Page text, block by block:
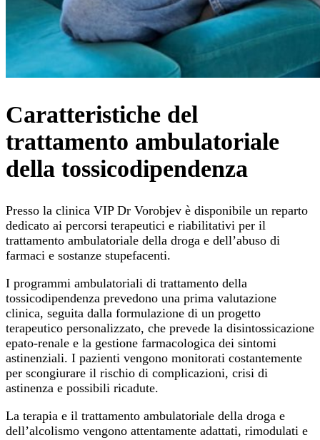
Caratteristiche del
trattamento ambulatoriale
della tossicodipendenza
Presso la clinica VIP Dr Vorobjev è disponibile un reparto
dedicato ai percorsi terapeutici e riabilitativi per il
trattamento ambulatoriale della droga e dell’abuso di
farmaci e sostanze stupefacenti.
I programmi ambulatoriali di trattamento della
tossicodipendenza prevedono una prima valutazione
clinica, seguita dalla formulazione di un progetto
terapeutico personalizzato, che prevede la disintossicazione
epato-renale e la gestione farmacologica dei sintomi
astinenziali. I pazienti vengono monitorati costantemente
per scongiurare il rischio di complicazioni, crisi di
astinenza e possibili ricadute.
La terapia e il trattamento ambulatoriale della droga e
dell’alcolismo vengono attentamente adattati, rimodulati e